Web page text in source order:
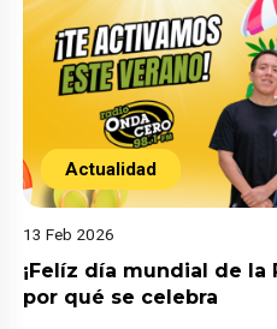
Actualidad
13 Feb 2026
¡Felíz día mundial de la
por qué se celebra